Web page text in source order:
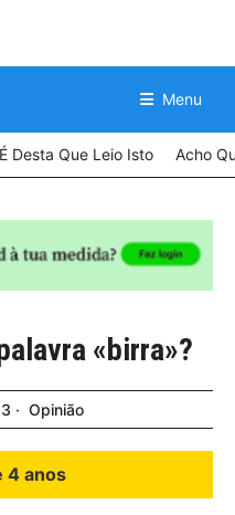
Menu
É Desta Que Leio Isto Acho
«birra»?
Opinião
4 anos